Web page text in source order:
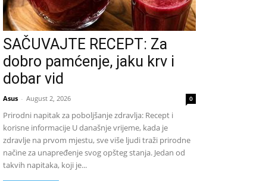
SAČUVAJTE RECEPT: Za
dobro pamćenje, jaku krv i
dobar vid
Asus - August 2, 2026 0
Prirodni napitak za poboljšanje zdravlja: Recept i
korisne informacije U današnje vrijeme, kada je
zdravlje na prvom mjestu, sve više ljudi traži prirodne
načine za unapređenje svog opšteg stanja. Jedan od
takvih napitaka, koji je...